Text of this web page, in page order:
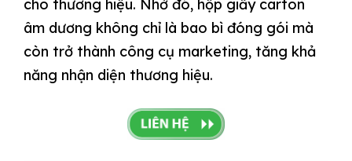
cho thương hiệu. Nhờ đó, hộp giấy carton
âm dương không chỉ là bao bì đóng gói mà
còn trở thành công cụ marketing, tăng khả
năng nhận diện thương hiệu.